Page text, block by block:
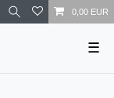
0,00 EUR
☰